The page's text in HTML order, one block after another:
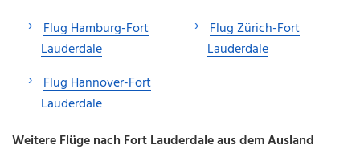
Flug Hamburg-Fort
Lauderdale
Flug Hannover-Fort
Lauderdale
Flug Zürich-Fort
Lauderdale
Weitere Flüge nach Fort Lauderdale aus dem Ausland